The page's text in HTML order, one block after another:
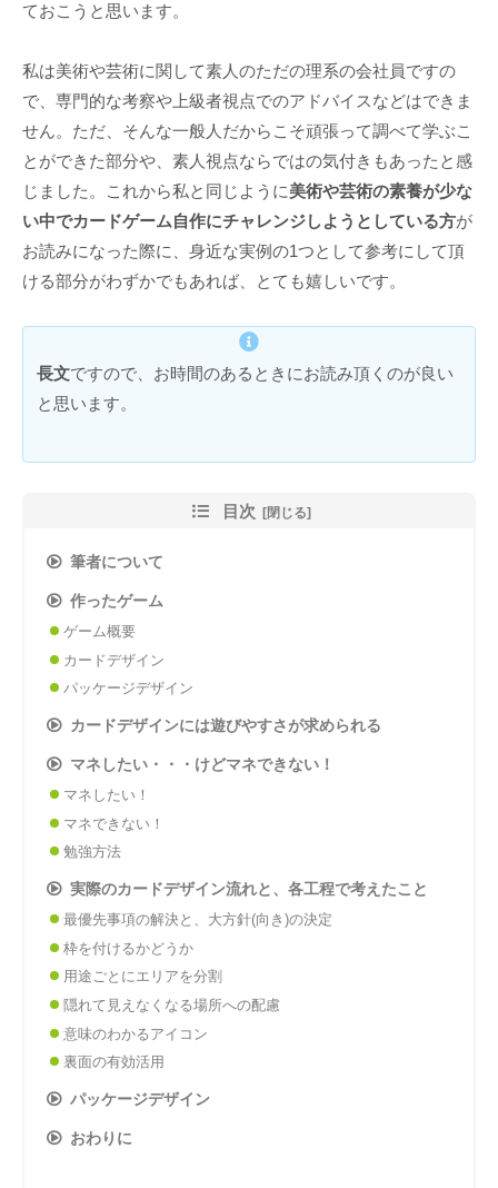
ておこうと思います。
私は美術や芸術に関して素人のただの理系の会社員ですの
で、専門的な考察や上級者視点でのアドバイスなどはできま
せん。ただ、そんな一般人だからこそ頑張って調べて学ぶこ
とができた部分や、素人視点ならではの気付きもあったと感
じました。これから私と同じように美術や芸術の素養が少な
い中でカードゲーム自作にチャレンジしようとしている方が
お読みになった際に、身近な実例の1つとして参考にして頂
ける部分がわずかでもあれば、とても嬉しいです。
長文ですので、お時間のあるときにお読み頂くのが良い
と思います。
目次
筆者について
作ったゲーム
ゲーム概要
カードデザイン
パッケージデザイン
カードデザインには遊びやすさが求められる
マネしたい・・・けどマネできない！
マネしたい！
マネできない！
勉強方法
実際のカードデザイン流れと、各工程で考えたこと
最優先事項の解決と、大方針(向き)の決定
枠を付けるかどうか
用途ごとにエリアを分割
隠れて見えなくなる場所への配慮
意味のわかるアイコン
裏面の有効活用
パッケージデザイン
おわりに